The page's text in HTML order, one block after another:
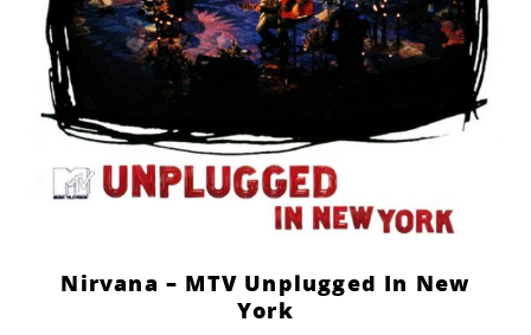
Nirvana – MTV Unplugged In New
York